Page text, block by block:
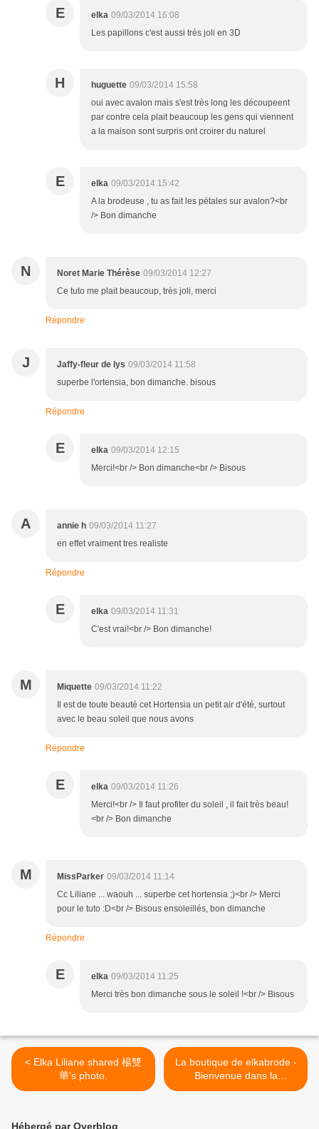
E elka 09/03/2014 16:08
Les papillons c'est aussi très joli en 3D
H huguette 09/03/2014 15:58
oui avec avalon mais s'est très long les découpeent
par contre cela plait beaucoup les gens qui viennent
a la maison sont surpris ont croirer du naturel
E elka 09/03/2014 15:42
A la brodeuse , tu as fait les pétales sur avalon?<br
/> Bon dimanche
N Noret Marie Thérèse 09/03/2014 12:27
Ce tuto me plait beaucoup, très joli, merci
Répondre
J Jaffy-fleur de lys 09/03/2014 11:58
superbe l'ortensia, bon dimanche. bisous
Répondre
E elka 09/03/2014 12:15
Merci!<br /> Bon dimanche<br /> Bisous
A annie h 09/03/2014 11:27
en effet vraiment tres realiste
Répondre
E elka 09/03/2014 11:31
C'est vrai!<br /> Bon dimanche!
M Miquette 09/03/2014 11:22
Il est de toute beauté cet Hortensia un petit air d'été, surtout
avec le beau soleil que nous avons
Répondre
E elka 09/03/2014 11:26
Merci!<br /> Il faut profiter du soleil , il fait très beau!
<br /> Bon dimanche
M MissParker 09/03/2014 11:14
Cc Liliane ... waouh ... superbe cet hortensia ;)<br /> Merci
pour le tuto :D<br /> Bisous ensoleillés, bon dimanche
Répondre
E elka 09/03/2014 11:25
Merci très bon dimanche sous le soleil !<br /> Bisous
< Elka Liliane shared 楊雙
華's photo.
La boutique de elkabrode -
Bienvenue dans la
boutique. >
Hébergé par Overblog